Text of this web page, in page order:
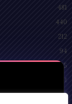
481
440
212
94
55
51